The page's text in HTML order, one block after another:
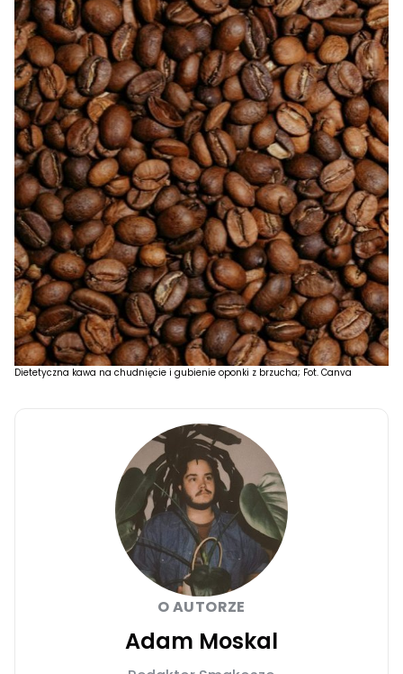
Dietetyczna kawa na chudnięcie i gubienie oponki z brzucha; Fot. Canva
O AUTORZE
Adam Moskal